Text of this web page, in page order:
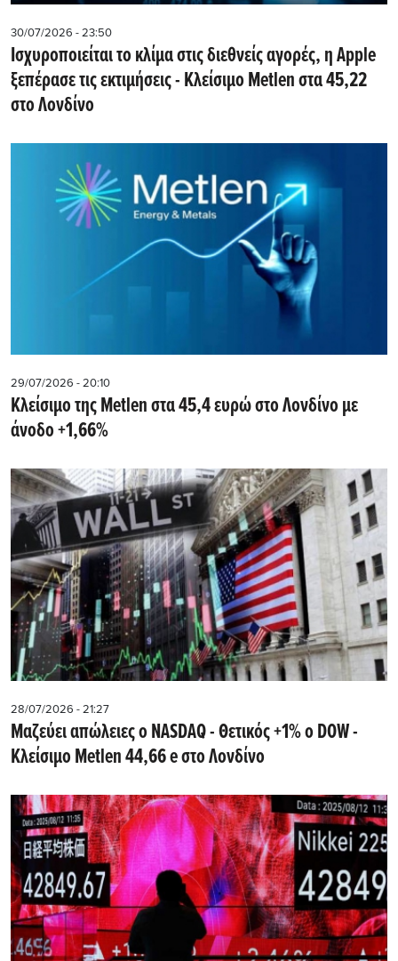
30/07/2026 - 23:50
Iσχυροποιείται το κλίμα στις διεθνείς αγορές, η Apple
ξεπέρασε τις εκτιμήσεις - Kλείσιμο Metlen στα 45,22
στο Λονδίνο
29/07/2026 - 20:10
Kλείσιμο της Metlen στα 45,4 ευρώ στο Λονδίνο με
άνοδο +1,66%
28/07/2026 - 21:27
Μαζεύει απώλειες ο NASDAQ - Θετικός +1% ο DOW -
Kλείσιμο Metlen 44,66 e στο Λονδίνο